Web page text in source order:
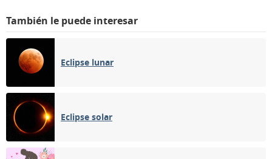
También le puede interesar
Eclipse lunar
Eclipse solar